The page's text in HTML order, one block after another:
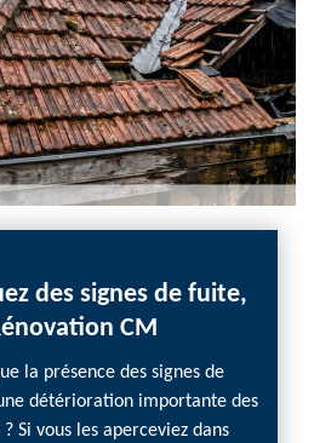
des signes de fuite,
CM
la présence des signes de
détérioration importante des
Si vous les aperceviez dans